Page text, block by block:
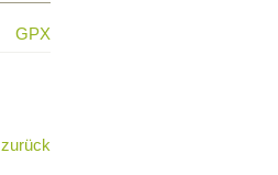
GPX
zurück